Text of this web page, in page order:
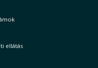
ellátás